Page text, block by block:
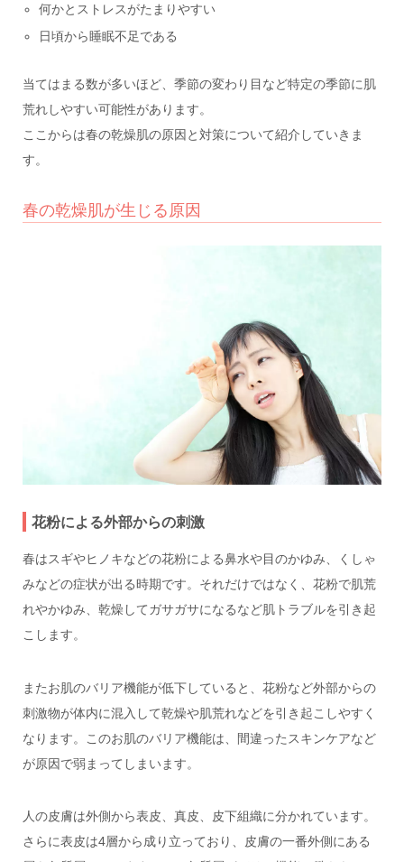
何かとストレスがたまりやすい
日頃から睡眠不足である
当てはまる数が多いほど、季節の変わり目など特定の季節に肌
荒れしやすい可能性があります。
ここからは春の乾燥肌の原因と対策について紹介していきま
す。
春の乾燥肌が生じる原因
花粉による外部からの刺激
春はスギやヒノキなどの花粉による鼻水や目のかゆみ、くしゃ
みなどの症状が出る時期です。それだけではなく、花粉で肌荒
れやかゆみ、乾燥してガサガサになるなど肌トラブルを引き起
こします。
またお肌のバリア機能が低下していると、花粉など外部からの
刺激物が体内に混入して乾燥や肌荒れなどを引き起こしやすく
なります。このお肌のバリア機能は、間違ったスキンケアなど
が原因で弱まってしまいます。
人の皮膚は外側から表皮、真皮、皮下組織に分かれています。
さらに表皮は4層から成り立っており、皮膚の一番外側にある